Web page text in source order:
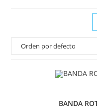
BANDA